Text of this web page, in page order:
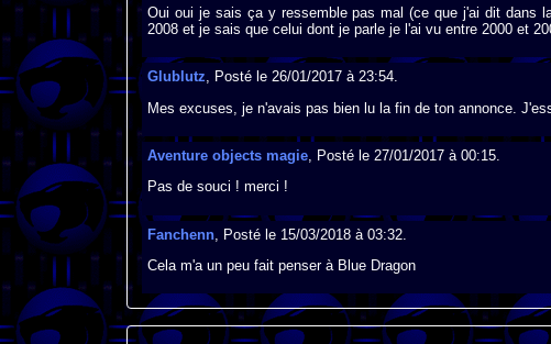
Oui oui je sais ça y ressemble pas mal (ce que j'ai dit dans
2008 et je sais que celui dont je parle je l'ai vu entre 2000 et
Glublutz, Posté le 26/01/2017 à 23:54.
Mes excuses, je n'avais pas bien lu la fin de ton annonce.
Aventure objects magie, Posté le 27/01/2017 à 00:15.
Pas de souci ! merci !
Fanchenn, Posté le 15/03/2018 à 03:32.
Cela m'a un peu fait penser à Blue Dragon